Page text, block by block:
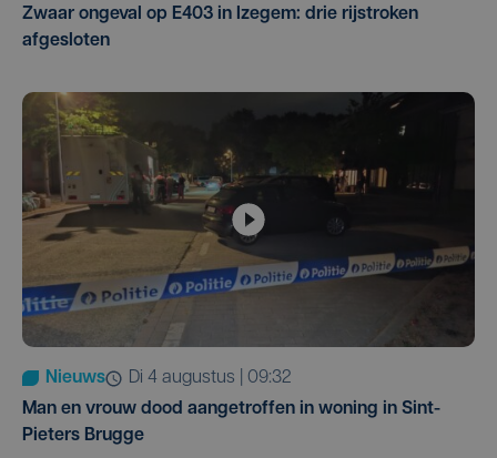
Zwaar ongeval op E403 in Izegem: drie rijstroken
afgesloten
Nieuws
di 4 augustus | 09:32
Man en vrouw dood aangetroffen in woning in Sint-
Pieters Brugge